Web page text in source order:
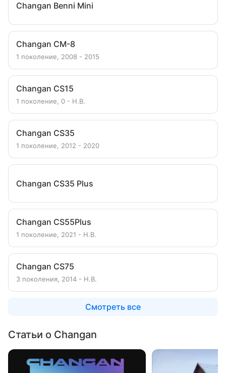
Changan Benni Mini
Changan CM-8
1 поколение, 2008 - 2015
Changan CS15
1 поколение, 0 - Н.В.
Changan CS35
1 поколение, 2012 - 2020
Changan CS35 Plus
Changan CS55Plus
1 поколение, 2021 - Н.В.
Changan CS75
3 поколения, 2014 - Н.В.
Смотреть все
Статьи о Changan